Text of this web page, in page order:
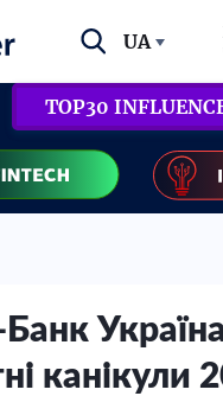
UA
TOP30
канікули